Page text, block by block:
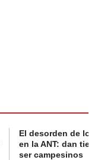
El desorden de
en la ANT: dan
ser campesinos